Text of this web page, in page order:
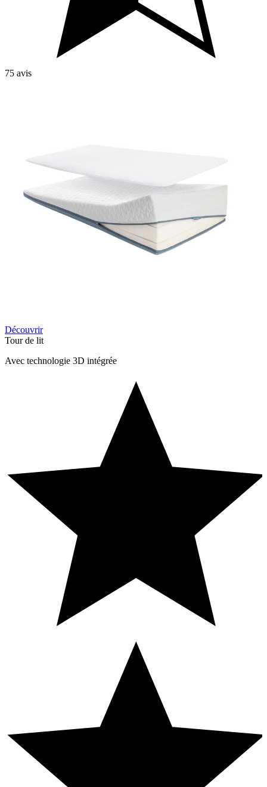
75 avis
Découvrir
Tour de lit
Avec technologie 3D intégrée